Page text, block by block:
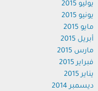
يوليو 2015
يونيو 2015
مايو 2015
أبريل 2015
مارس 2015
فبراير 2015
يناير 2015
ديسمبر 2014